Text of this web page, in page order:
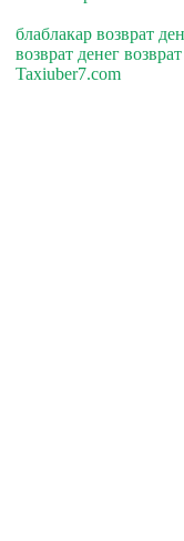
блаблакар возврат
возврат денег
Taxiuber7.com